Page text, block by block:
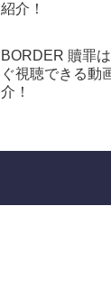
紹介！
BORDER 贖罪
ぐ視聴できる動
介！